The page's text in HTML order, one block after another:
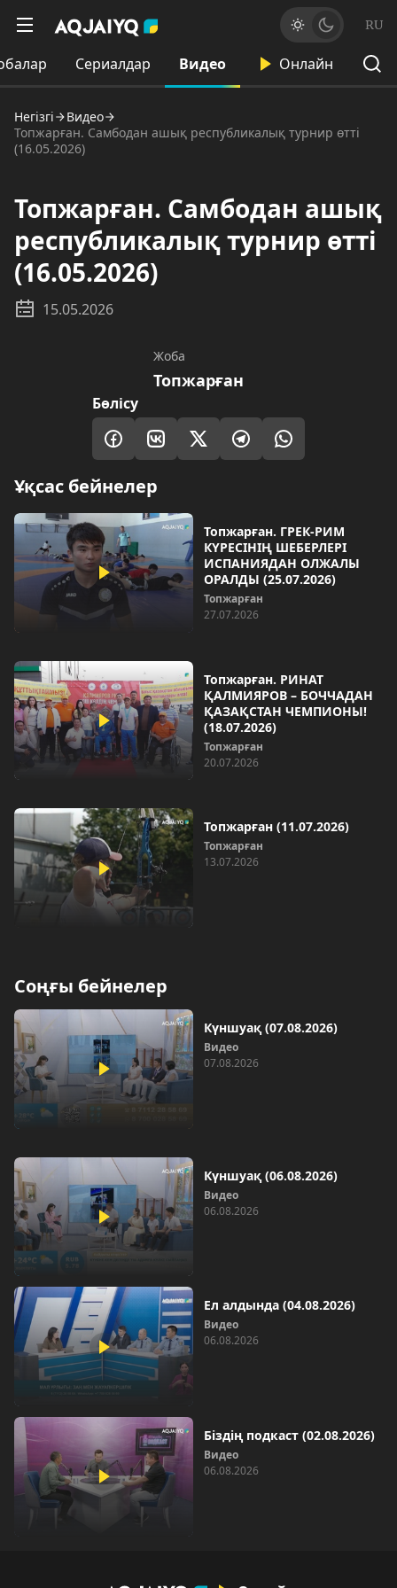
RU
Сериалдар Видео Онлайн
Негізгі
Видео
Топжарған. Самбодан ашық республикалық турнир өтті
(16.05.2026)
Топжарған. Самбодан ашық
республикалық турнир өтті
(16.05.2026)
15.05.2026
Жоба
Топжарған
Бөлісу
Ұқсас бейнелер
Топжарған. ГРЕК-РИМ
КҮРЕСІНІҢ ШЕБЕРЛЕРІ
ИСПАНИЯДАН ОЛЖАЛЫ
ОРАЛДЫ (25.07.2026)
Топжарған
27.07.2026
Топжарған. РИНАТ
ҚАЛМИЯРОВ – БОЧЧАДАН
ҚАЗАҚСТАН ЧЕМПИОНЫ!
(18.07.2026)
Топжарған
20.07.2026
Топжарған (11.07.2026)
Топжарған
13.07.2026
Соңғы бейнелер
Күншуақ (07.08.2026)
Видео
07.08.2026
Күншуақ (06.08.2026)
Видео
06.08.2026
Ел алдында (04.08.2026)
Видео
06.08.2026
Біздің подкаст (02.08.2026)
Видео
06.08.2026